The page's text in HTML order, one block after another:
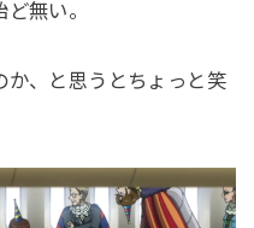
無い。
か、と思うとちょっと笑